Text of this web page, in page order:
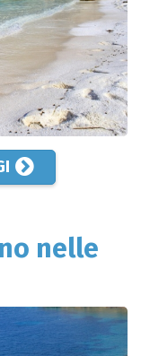
nelle